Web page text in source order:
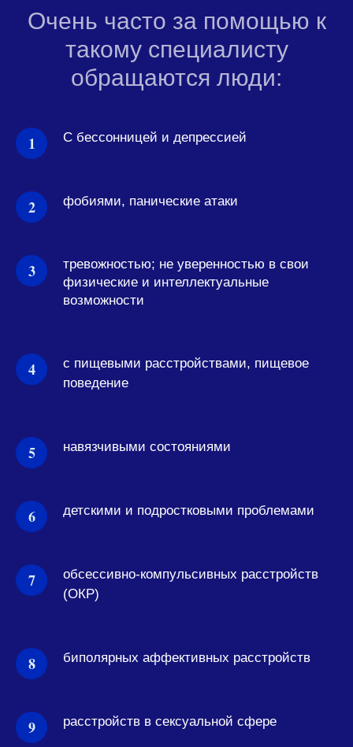
Очень часто за помощью к
такому специалисту
обращаются люди:
С бессонницей и депрессией
фобиями, панические атаки
тревожностью; не уверенностью в свои
физические и интеллектуальные
возможности
с пищевыми расстройствами, пищевое
поведение
навязчивыми состояниями
детскими и подростковыми проблемами
обсессивно-компульсивных расстройств
(ОКР)
биполярных аффективных расстройств
расстройств в сексуальной сфере